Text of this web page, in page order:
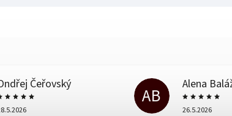
Čeřovský
AB
Alena
26.5.2026